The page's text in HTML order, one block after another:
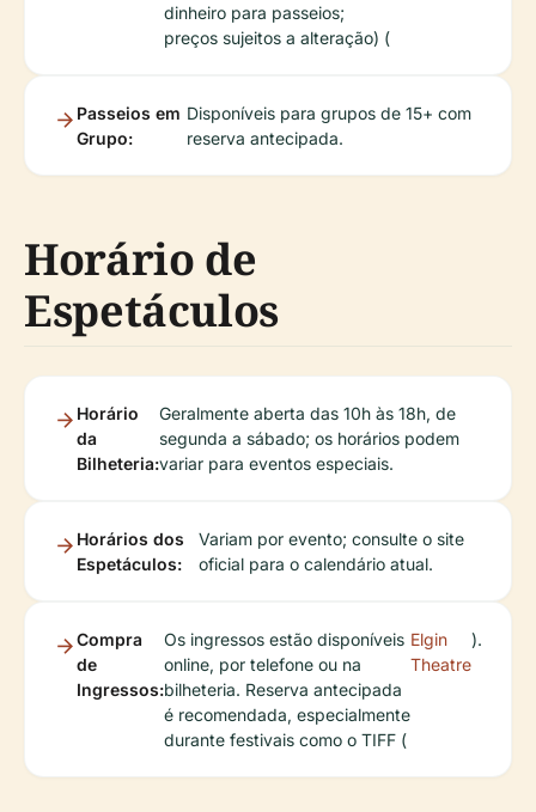
dinheiro para passeios;
preços sujeitos a alteração) (
Passeios em
Grupo:
Disponíveis para grupos de 15+ com
reserva antecipada.
Horário de
Espetáculos
Horário
da
Bilheteria:
Geralmente aberta das 10h às 18h, de
segunda a sábado; os horários podem
variar para eventos especiais.
Horários dos
Espetáculos:
Variam por evento; consulte o site
oficial para o calendário atual.
Compra
de
Ingressos:
Os ingressos estão disponíveis
online, por telefone ou na
bilheteria. Reserva antecipada
é recomendada, especialmente
durante festivais como o TIFF (
Elgin
Theatre
).